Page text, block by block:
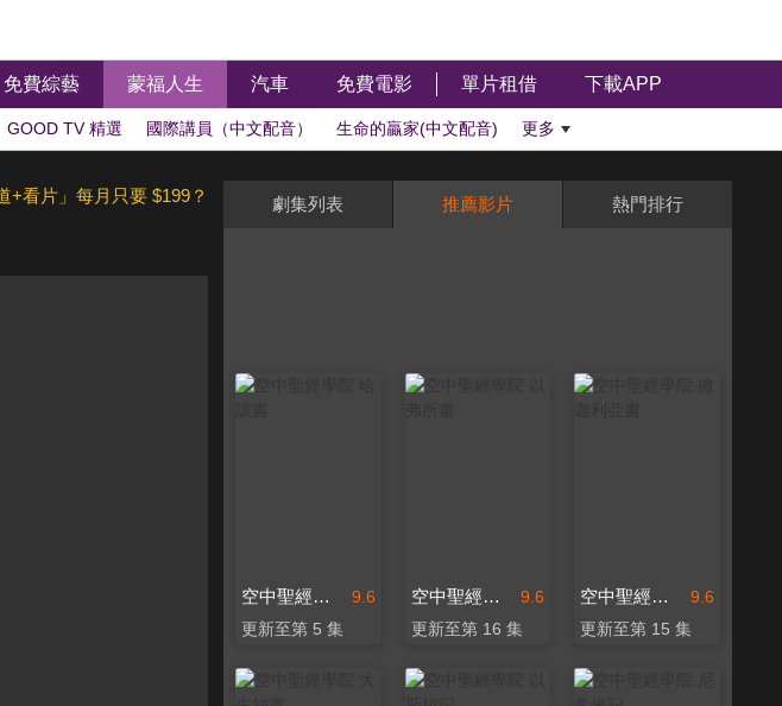
免費綜藝 蒙福人生 汽車 免費電影 單片租借 下載APP
GOOD TV 精選 國際講員（中文配音） 生命的贏家(中文配音) 更多
+看片」每月只要 $199？ 劇集列表 推薦影片 熱門排行
9.6
空中聖經學院 哈該書
更新至第 5 集
9.6
空中聖經學院 以弗所書
更新至第 16 集
9.6
空中聖經學院 撒迦利亞書
更新至第 15 集